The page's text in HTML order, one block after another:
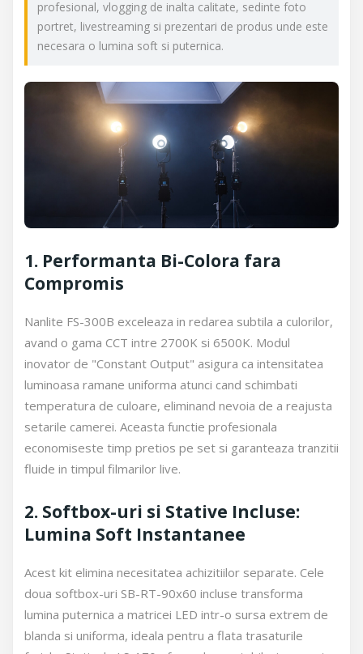
profesional, vlogging de inalta calitate, sedinte foto
portret, livestreaming si prezentari de produs unde este
necesara o lumina soft si puternica.
1. Performanta Bi-Colora fara
Compromis
Nanlite FS-300B exceleaza in redarea subtila a culorilor,
avand o gama CCT intre 2700K si 6500K. Modul
inovator de "Constant Output" asigura ca intensitatea
luminoasa ramane uniforma atunci cand schimbati
temperatura de culoare, eliminand nevoia de a reajusta
setarile camerei. Aceasta functie profesionala
economiseste timp pretios pe set si garanteaza tranzitii
fluide in timpul filmarilor live.
2. Softbox-uri si Stative Incluse:
Lumina Soft Instantanee
Acest kit elimina necesitatea achizitiilor separate. Cele
doua softbox-uri SB-RT-90x60 incluse transforma
lumina puternica a matricei LED intr-o sursa extrem de
blanda si uniforma, ideala pentru a flata trasaturile